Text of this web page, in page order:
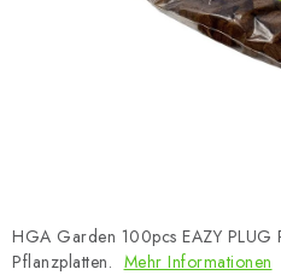
HGA Garden 100pcs EAZY
Pflanzplatten. Mehr Informationen